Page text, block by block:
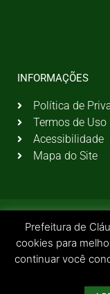
INFORMAÇÕES
Política de
Termos de Uso
Acessibilidade
Mapa do Site
© 2026 Todos os
Prefeitura de
cookies para
continuar você